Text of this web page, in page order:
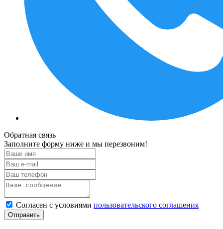
Обратная связь
Заполните форму ниже и мы перезвоним!
Согласен с условиями пользовательского соглашения
Отправить